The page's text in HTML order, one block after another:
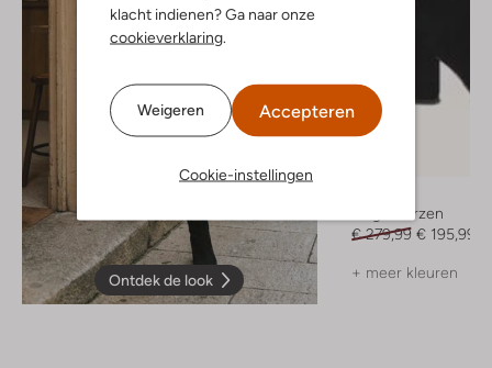
klacht indienen? Ga naar onze
cookieverklaring
Weigeren Accepteren
Cookie-instellingen
Ontdek de look
Hoge laarzen
€ 279,99 € 195,99
+ meer kleuren